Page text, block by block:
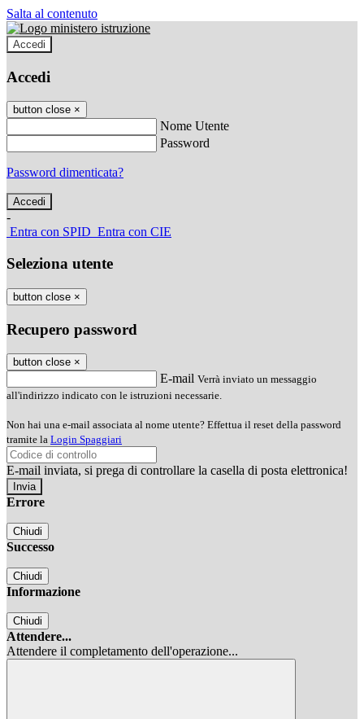
Salta al contenuto
Accedi
Accedi
button close ×
Nome Utente
Password
Password dimenticata?
-
Entra con SPID Entra con CIE
Seleziona utente
button close ×
Recupero password
button close ×
E-mail Verrà inviato un messaggio
all'indirizzo indicato con le istruzioni necessarie.
Non hai una e-mail associata al nome utente? Effettua il reset della password
tramite la Login Spaggiari
E-mail inviata, si prega di controllare la casella di posta elettronica!
Errore
Chiudi
Successo
Chiudi
Informazione
Chiudi
Attendere...
Attendere il completamento dell'operazione...